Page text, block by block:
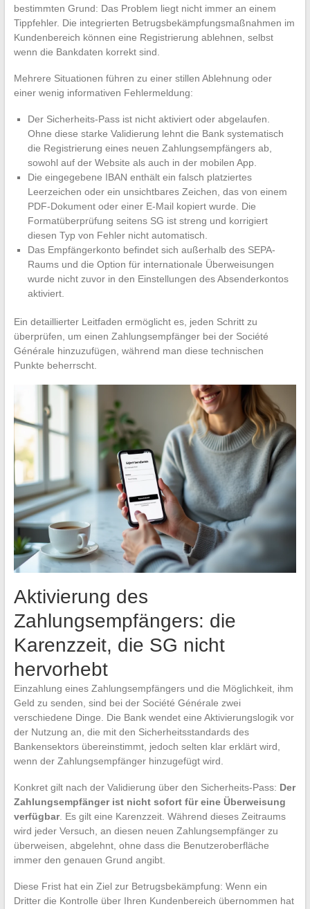
bestimmten Grund: Das Problem liegt nicht immer an einem
Tippfehler. Die integrierten Betrugsbekämpfungsmaßnahmen im
Kundenbereich können eine Registrierung ablehnen, selbst
wenn die Bankdaten korrekt sind.
Mehrere Situationen führen zu einer stillen Ablehnung oder
einer wenig informativen Fehlermeldung:
Der Sicherheits-Pass ist nicht aktiviert oder abgelaufen.
Ohne diese starke Validierung lehnt die Bank systematisch
die Registrierung eines neuen Zahlungsempfängers ab,
sowohl auf der Website als auch in der mobilen App.
Die eingegebene IBAN enthält ein falsch platziertes
Leerzeichen oder ein unsichtbares Zeichen, das von einem
PDF-Dokument oder einer E-Mail kopiert wurde. Die
Formatüberprüfung seitens SG ist streng und korrigiert
diesen Typ von Fehler nicht automatisch.
Das Empfängerkonto befindet sich außerhalb des SEPA-
Raums und die Option für internationale Überweisungen
wurde nicht zuvor in den Einstellungen des Absenderkontos
aktiviert.
Ein detaillierter Leitfaden ermöglicht es, jeden Schritt zu
überprüfen, um einen Zahlungsempfänger bei der Société
Générale hinzuzufügen, während man diese technischen
Punkte beherrscht.
Aktivierung des
Zahlungsempfängers: die
Karenzzeit, die SG nicht
hervorhebt
Einzahlung eines Zahlungsempfängers und die Möglichkeit, ihm
Geld zu senden, sind bei der Société Générale zwei
verschiedene Dinge. Die Bank wendet eine Aktivierungslogik vor
der Nutzung an, die mit den Sicherheitsstandards des
Bankensektors übereinstimmt, jedoch selten klar erklärt wird,
wenn der Zahlungsempfänger hinzugefügt wird.
Konkret gilt nach der Validierung über den Sicherheits-Pass: Der
Zahlungsempfänger ist nicht sofort für eine Überweisung
verfügbar. Es gilt eine Karenzzeit. Während dieses Zeitraums
wird jeder Versuch, an diesen neuen Zahlungsempfänger zu
überweisen, abgelehnt, ohne dass die Benutzeroberfläche
immer den genauen Grund angibt.
Diese Frist hat ein Ziel zur Betrugsbekämpfung: Wenn ein
Dritter die Kontrolle über Ihren Kundenbereich übernommen hat